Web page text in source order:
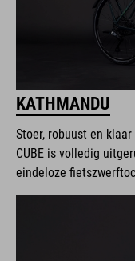
KATHMANDU
Stoer, robuust en
CUBE is volledig
eindeloze